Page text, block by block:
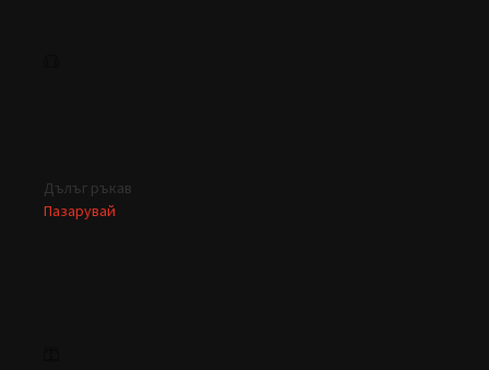
Дълъг ръкав
Пазарувай